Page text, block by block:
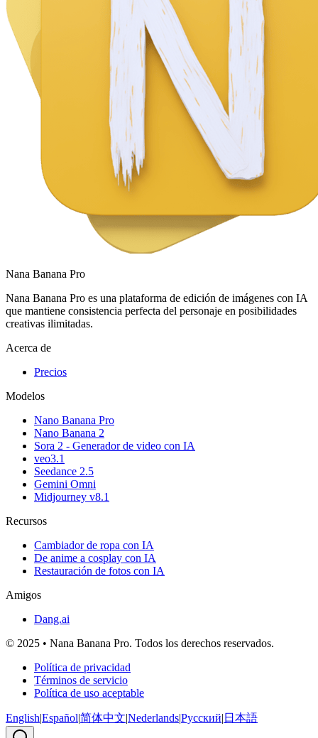
Nana Banana Pro
Nana Banana Pro es una plataforma de edición de imágenes con IA
que mantiene consistencia perfecta del personaje en posibilidades
creativas ilimitadas.
Acerca de
Precios
Modelos
Nano Banana Pro
Nano Banana 2
Sora 2 - Generador de video con IA
veo3.1
Seedance 2.5
Gemini Omni
Midjourney v8.1
Recursos
Cambiador de ropa con IA
De anime a cosplay con IA
Restauración de fotos con IA
Amigos
Dang.ai
© 2025 • Nana Banana Pro. Todos los derechos reservados.
Política de privacidad
Términos de servicio
Política de uso aceptable
English|Español|简体中文|Nederlands|Русский| 日本語